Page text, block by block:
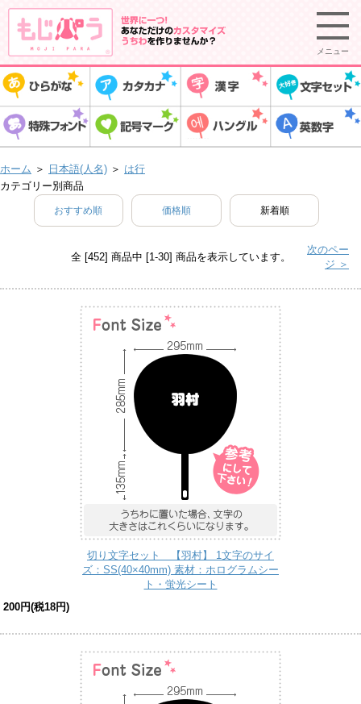
メニュー
ホーム ＞ 日本語(人名) ＞ は行
カテゴリー別商品
おすすめ順 価格順 新着順
全 [452] 商品中 [1-30] 商品を表示しています。
次のペー
ジ ＞
切り文字セット 【羽村】 1文字のサイ
ズ：SS(40×40mm) 素材：ホログラムシー
ト・蛍光シート
200円(税18円)